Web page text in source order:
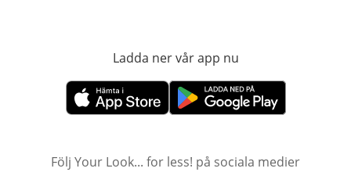
Ladda ner vår app nu
öppnas i nytt fönsteröppnas i nytt fönster
Följ Your Look... for less! på sociala medier